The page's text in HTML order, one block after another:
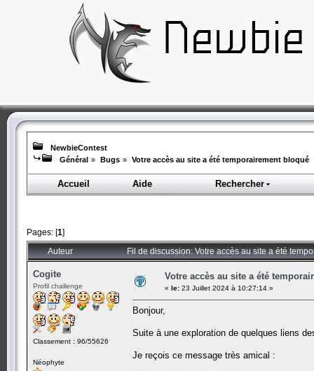
NewbieContest
Général » Bugs » Votre accès au site a été temporairement bloqué
Accueil Aide Rechercher
Pages: [1]
Auteur Fil de discussion: Votre accès au site a été
Cogite
Profil challenge
Classement : 96/55626
Néophyte
Votre accès au site a été
« le: 23 Juillet 2024 à 10:27:14 »
Bonjour,
Suite à une exploration de quelques liens
Je reçois ce message très amical :